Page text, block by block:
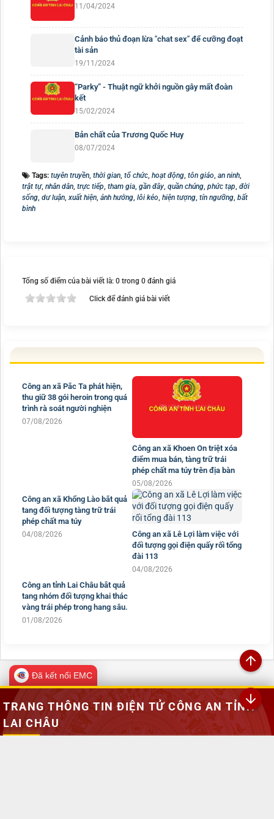
11/04/2024
Cảnh báo thủ đoạn lừa "chat sex" để cưỡng đoạt
tài sản
19/11/2024
“Parky” - Thuật ngữ khởi nguồn gây mất đoàn
kết
15/02/2024
Bản chất của Trương Quốc Huy
08/07/2024
Tags: tuyên truyền, thời gian, tổ chức, hoạt động, tôn giáo, an ninh,
trật tự, nhân dân, trực tiếp, tham gia, gần đây, quần chúng, phức tạp, đời
sống, dư luận,xuất hiện, ảnh hưởng, lôi kéo, hiện tượng, tín ngưỡng, bất
bình
Tổng số điểm của bài viết là: 0 trong 0 đánh giá
Click để đánh giá bài viết
Công an xã Khoen On triệt xóa
điểm mua bán, tàng trữ trái
phép chất ma túy trên địa bàn
05/08/2026
Công an xã Khổng Lào bắt quả
Công an xã Lê Lợi làm việc với
đối tượng gọi điện quấy rối tổng
đài 113
04/08/2026
Công an tỉnh Lai Châu bắt quả
tang nhóm đối tượng khai thác
vàng trái phép trong hang sâu.
01/08/2026
Đã kết nối EMC
TRANG THÔNG TIN ĐIỆN TỬ CÔNG AN TỈNH
LAI CHÂU